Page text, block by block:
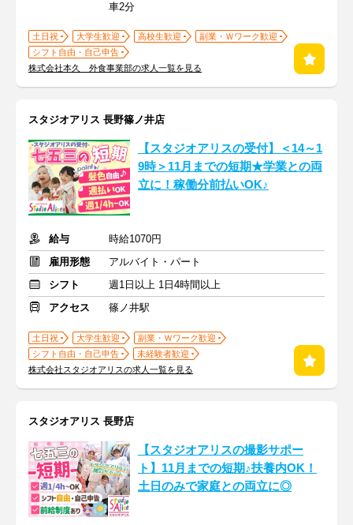
車2分
土日祝 大学生歓迎 高校生歓迎
副業・Ｗワーク歓迎
シフト自由・自己申告
株式会社本久 外食事業部の求人一覧を見る
スタジオアリス 長野篠ノ井店
【スタジオアリスの受付】＜14～1
9時＞11月までの短期★学業との両
立に！稼働分前払いOK♪
給与
時給1070円
雇用形態
アルバイト・パート
シフト
週1日以上 1日4時間以上
アクセス
篠ノ井駅
土日祝 大学生歓迎
副業・Ｗワーク歓迎
シフト自由・自己申告
未経験者歓迎
株式会社スタジオアリスの求人一覧を見る
スタジオアリス 長野店
【スタジオアリスの撮影サポー
ト】11月までの短期♪扶養内OK！
土日のみで家庭との両立に◎